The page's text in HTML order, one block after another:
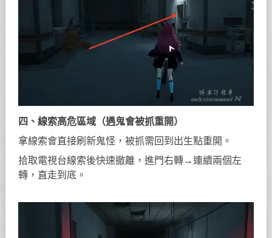
四、線索高危區域（遇鬼會被抓重開）
拿線索會直接刷新鬼怪，被抓需回到出生點重開。
拾取電視台線索後快速撤離，進門右轉→連續兩個左
轉，直走到底。